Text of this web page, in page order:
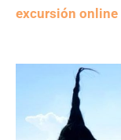
excursión online